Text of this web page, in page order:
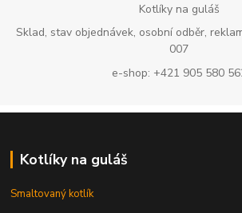
Kotlíky na guláš
Sklad, stav objednávek, osobní odběr,
007
e-shop: +421 905 580
Kotlíky na guláš
Smaltovaný kotlík